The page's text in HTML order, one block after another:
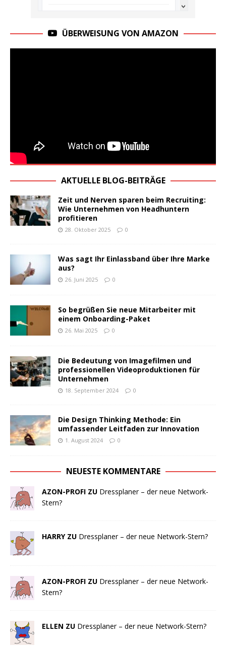
ÜBERWEISUNG VON AMAZON
AKTUELLE BLOG-BEITRÄGE
Zeit und Nerven sparen beim Recruiting:
Wie Unternehmen von Headhuntern
profitieren
28. Oktober 2025 0
Was sagt Ihr Einlassband über Ihre Marke
aus?
26. Juni 2025 0
So begrüßen Sie neue Mitarbeiter mit
einem Onboarding-Paket
26. Mai 2025 0
Die Bedeutung von Imagefilmen und
professionellen Videoproduktionen für
Unternehmen
18. September 2024 0
Die Design Thinking Methode: Ein
umfassender Leitfaden zur Innovation
1. August 2024 0
NEUESTE KOMMENTARE
AZON-PROFI ZU Dressplaner – der neue Network-
Stern?
HARRY ZU Dressplaner – der neue Network-Stern?
AZON-PROFI ZU Dressplaner – der neue Network-
Stern?
ELLEN ZU Dressplaner – der neue Network-Stern?